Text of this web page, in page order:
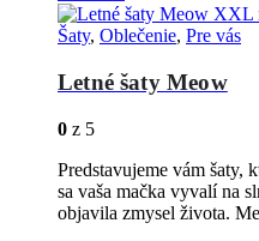
Šaty, Oblečenie, Pre vás
Letné šaty Meow
0 z 5
Predstavujeme vám šaty,
sa vaša mačka vyvalí na
objavila zmysel života.